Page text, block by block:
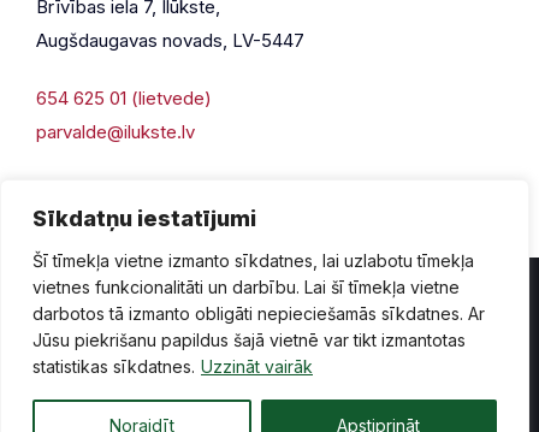
Sīkdatņu iestatījumi
Šī tīmekļa vietne izmanto sīkdatnes, lai uzlabotu tīmekļa
vietnes funkcionalitāti un darbību. Lai šī tīmekļa vietne
darbotos tā izmanto obligāti nepieciešamās sīkdatnes. Ar
Jūsu piekrišanu papildus šajā vietnē var tikt izmantotas
statistikas sīkdatnes. Uzzināt vairāk
Noraidīt Apstiprināt
Brīvības iela 7, Ilūkste,
Augšdaugavas novads, LV-5447
654 625 01 (lietvede)
parvalde@ilukste.lv
Privātuma politika Piekļūstamība
Lapas karte